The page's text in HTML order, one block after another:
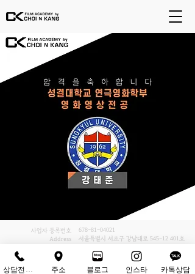
사업자 등록번호
Address
678-81-04021
서울특별시 서초구 강남대로 545-12 401 호
ⓒ Copyrights - (주)최앤강. all rights reserved.
주소 블로그 인스타 카톡상담